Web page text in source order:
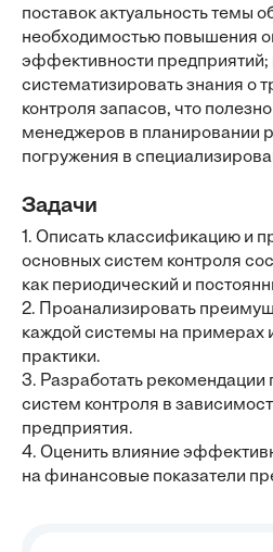
поставок актуальность темы
необходимостью повышения
эффективности
систематизировать знания о
контроля запасов, что
менеджеров в планировании
погружения в
Задачи
1. Описать классификацию и
основных систем контроля
как периодический и
2. Проанализировать
каждой системы на примерах
практики.
3. Разработать
систем контроля в
предприятия.
4. Оценить влияние
на финансовые показатели